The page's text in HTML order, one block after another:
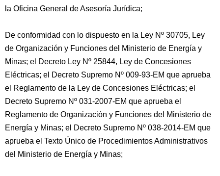
la Oficina General de Asesoría Jurídica;
De conformidad con lo dispuesto en la Ley Nº 30705, Ley
de Organización y Funciones del Ministerio de Energía y
Minas; el Decreto Ley Nº 25844, Ley de Concesiones
Eléctricas; el Decreto Supremo Nº 009-93-EM que aprueba
el Reglamento de la Ley de Concesiones Eléctricas; el
Decreto Supremo Nº 031-2007-EM que aprueba el
Reglamento de Organización y Funciones del Ministerio de
Energía y Minas; el Decreto Supremo Nº 038-2014-EM que
aprueba el Texto Único de Procedimientos Administrativos
del Ministerio de Energía y Minas;